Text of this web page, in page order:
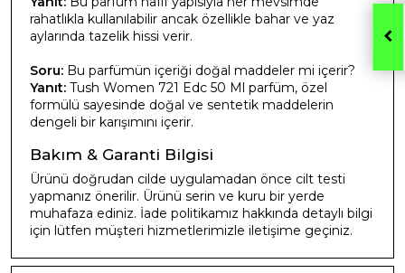
rahatlıkla kullanılabilir ancak özellikle bahar ve yaz
aylarında tazelik hissi verir.
Soru: Bu parfümün içeriği doğal maddeler mi içerir?
Yanıt: Tush Women 721 Edc 50 Ml parfüm, özel
formülü sayesinde doğal ve sentetik maddelerin
dengeli bir karışımını içerir.
Bakım & Garanti Bilgisi
Ürünü doğrudan cilde uygulamadan önce cilt testi
yapmanız önerilir. Ürünü serin ve kuru bir yerde
muhafaza ediniz. İade politikamız hakkında detaylı bilgi
için lütfen müşteri hizmetlerimizle iletişime geçiniz.